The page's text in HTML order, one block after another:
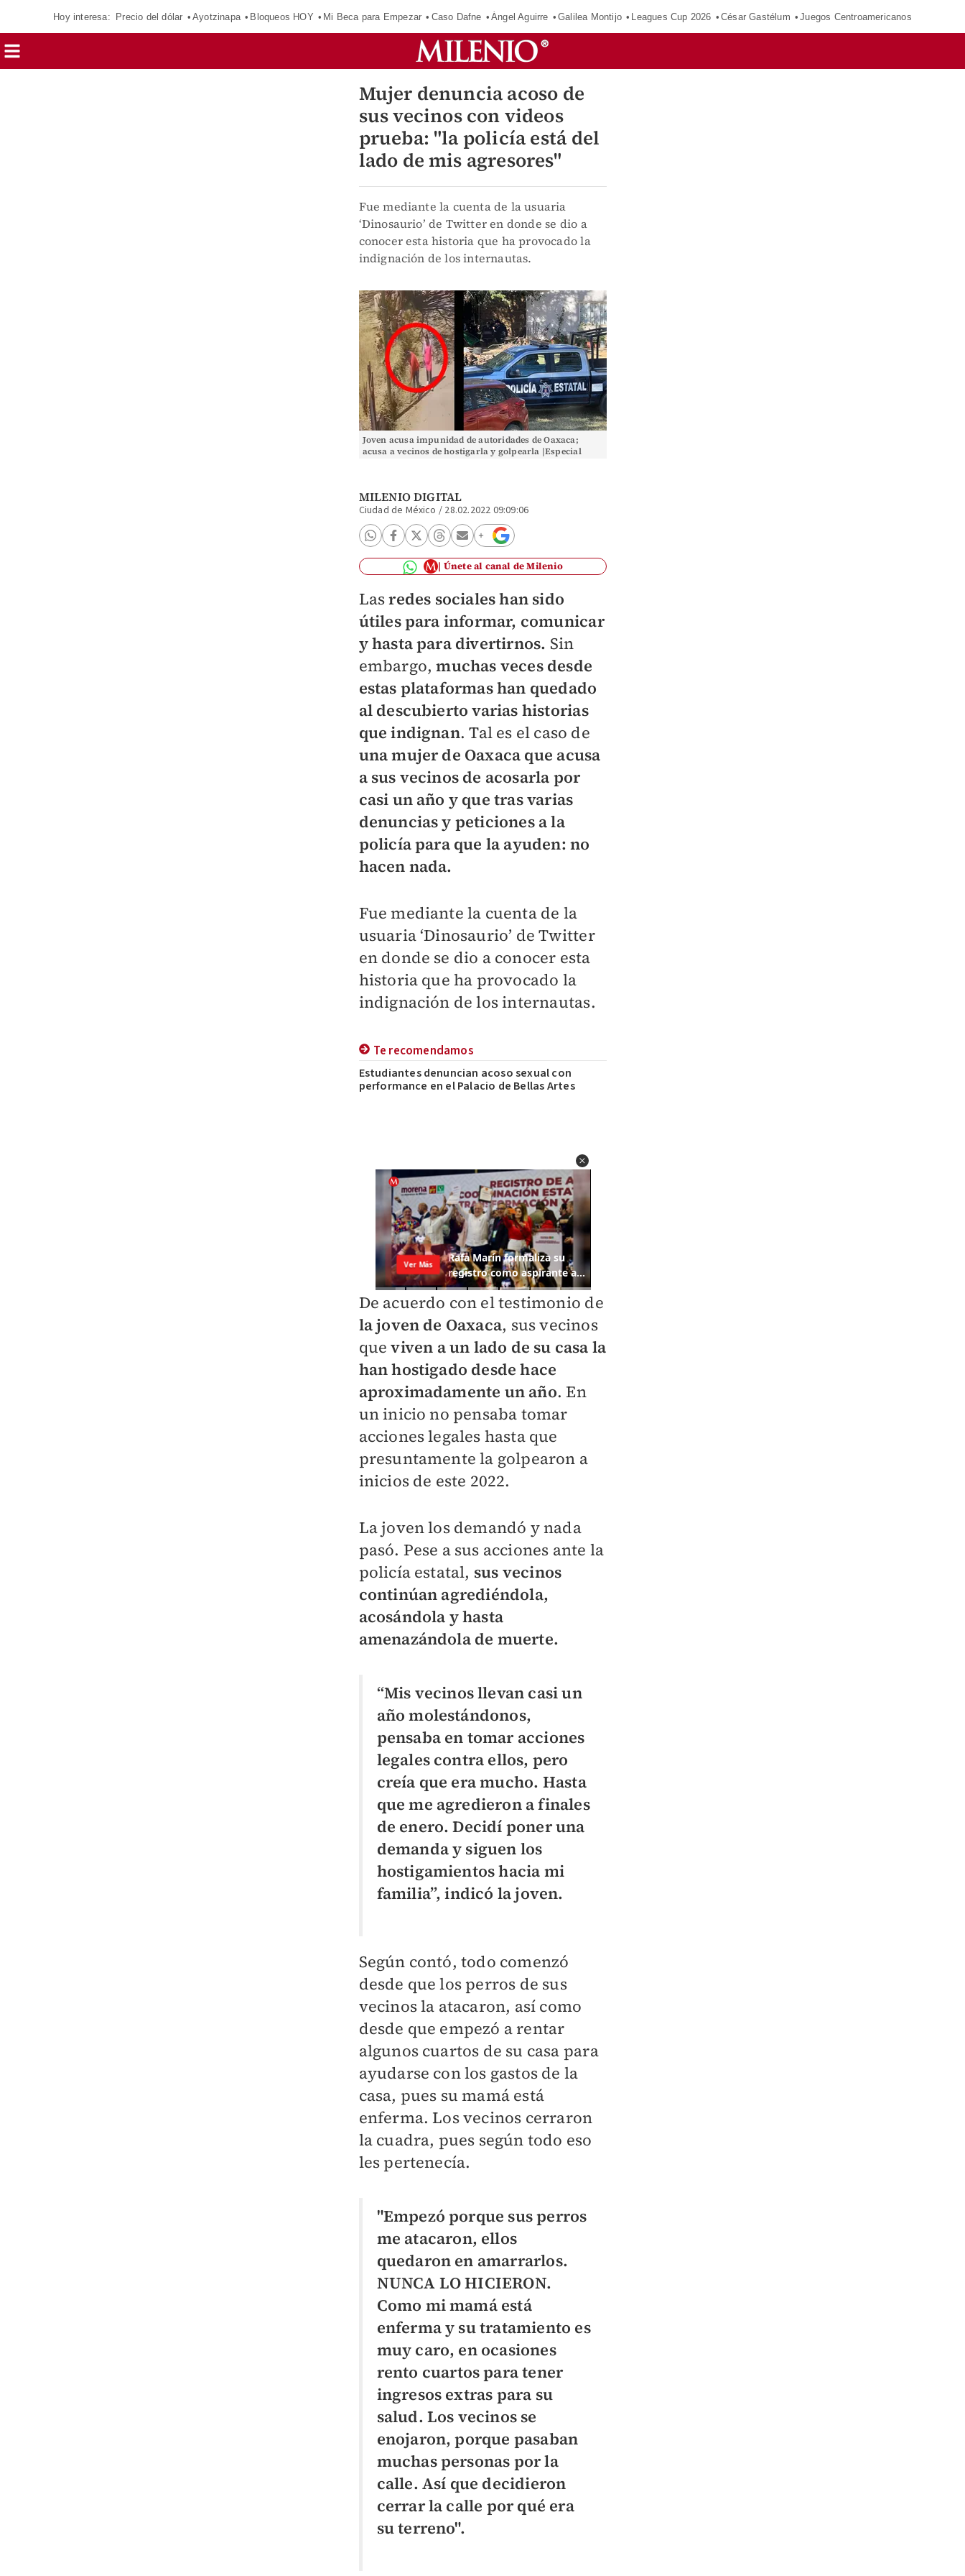
Hoy interesa: Precio del dólar Ayotzinapa Bloqueos HOY Mi Beca para Empezar Caso Dafne Ángel Aguirre Galilea Montijo Leagues Cup 2026 César Gastélum Juegos Centroamericanos
Mujer denuncia acoso de
sus vecinos con videos
prueba: "la policía está del
lado de mis agresores"
Fue mediante la cuenta de la usuaria
‘Dinosaurio’ de Twitter en donde se dio a
conocer esta historia que ha provocado la
indignación de los internautas.
Joven acusa impunidad de autoridades de Oaxaca;
acusa a vecinos de hostigarla y golpearla |Especial
MILENIO DIGITAL
Ciudad de México / 28.02.2022 09:09:06
Únete al canal de Milenio
Lasredes sociales han sido
útiles para informar, comunicar
y hasta para divertirnos. Sin
embargo, muchas veces desde
estas plataformas han quedado
al descubierto varias historias
que indignan. Tal es el caso de
una mujer de Oaxaca que acusa
a sus vecinos de acosarla por
casi un año y que tras varias
denuncias y peticiones a la
policía para que la ayuden: no
hacen nada.
Fue mediante la cuenta de la
usuaria ‘Dinosaurio’ de Twitter
en donde se dio a conocer esta
historia que ha provocado la
indignación de los internautas.
Te recomendamos
Estudiantes denuncian acoso sexual con
performance en el Palacio de Bellas Artes
De acuerdo con el testimonio de
la joven de Oaxaca, sus vecinos
queviven a un lado de su casa la
han hostigado desde hace
aproximadamente un año. En
un inicio no pensaba tomar
acciones legales hasta que
presuntamente la golpearon a
inicios de este 2022.
La joven los demandó y nada
pasó. Pese a sus acciones ante la
policía estatal, sus vecinos
continúan agrediéndola,
acosándola y hasta
amenazándola de muerte.
“Mis vecinos llevan casi un
año molestándonos,
pensaba en tomar acciones
legales contra ellos, pero
creía que era mucho. Hasta
que me agredieron a finales
de enero. Decidí poner una
demanda y siguen los
hostigamientos hacia mi
familia”, indicó la joven.
Según contó, todo comenzó
desde que los perros de sus
vecinos la atacaron, así como
desde que empezó a rentar
algunos cuartos de su casa para
ayudarse con los gastos de la
casa, pues su mamá está
enferma. Los vecinos cerraron
la cuadra, pues según todo eso
les pertenecía.
"Empezó porque sus perros
me atacaron, ellos
quedaron en amarrarlos.
NUNCA LO HICIERON.
Como mi mamá está
enferma y su tratamiento es
muy caro, en ocasiones
rento cuartos para tener
ingresos extras para su
salud. Los vecinos se
enojaron, porque pasaban
muchas personas por la
calle. Así que decidieron
cerrar la calle por qué era
su terreno".